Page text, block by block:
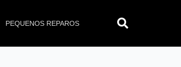
PEQUENOS REPAROS